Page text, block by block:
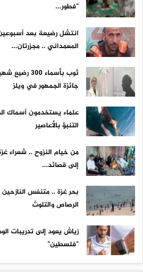
"فطور...
انتشل رضيعة بعد
المعمداني .. مجزرتان...
ثوب بأسماء
جائزة الجمهور في ويلز
علماء يستخدمون أسماك
التنبؤ بالأعاصير
من خيام النزوح .. شعراء
إلى قصائد...
بحر غزة .. متنفس النازحين
الرصاص والتلوث
زياش يعود إلى تدريبات
"فلسطين"